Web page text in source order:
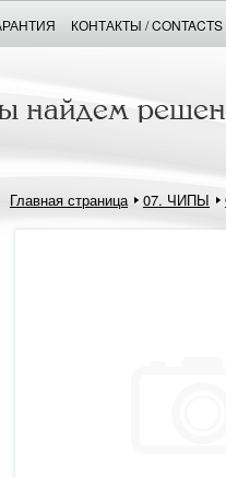
КОНТАКТЫ / CONTACTS
Главная страница 07. ЧИПЫ